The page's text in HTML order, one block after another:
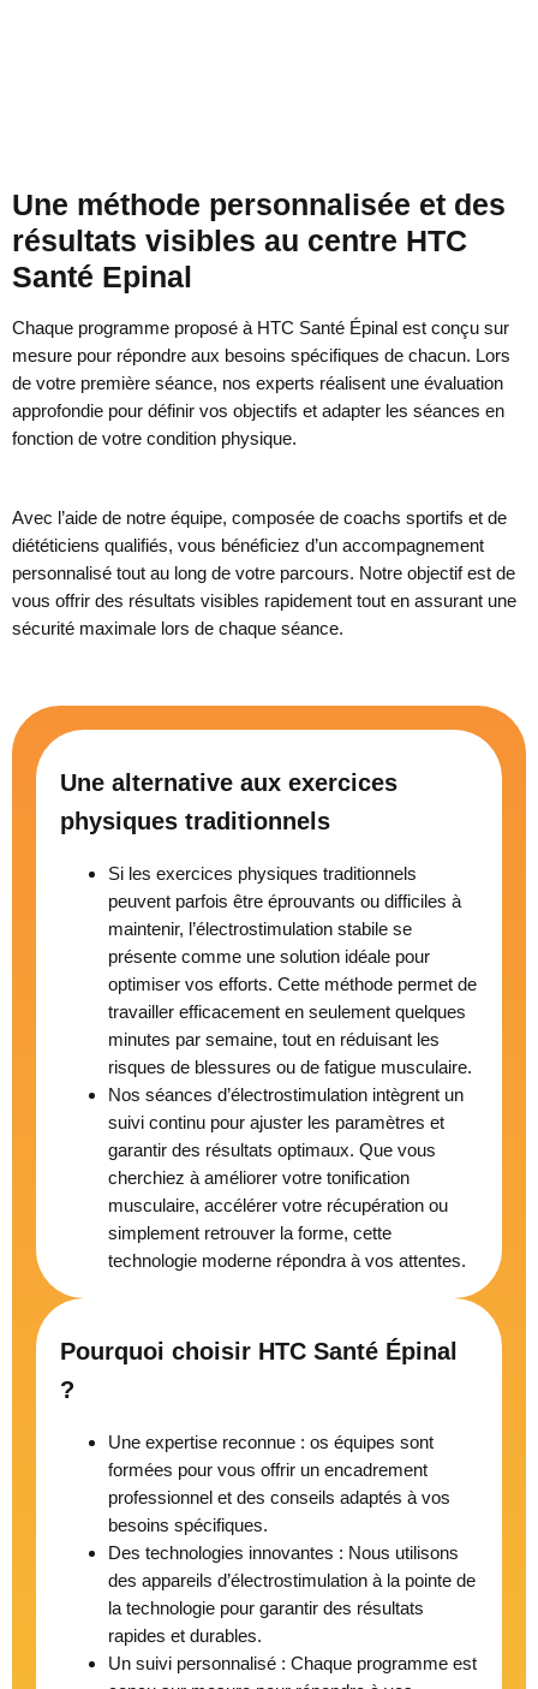
Une méthode personnalisée et des
résultats visibles au centre HTC
Santé Epinal
Chaque programme proposé à HTC Santé Épinal est conçu sur
mesure pour répondre aux besoins spécifiques de chacun. Lors
de votre première séance, nos experts réalisent une évaluation
approfondie pour définir vos objectifs et adapter les séances en
fonction de votre condition physique.
Avec l’aide de notre équipe, composée de coachs sportifs et de
diététiciens qualifiés, vous bénéficiez d’un accompagnement
personnalisé tout au long de votre parcours. Notre objectif est de
vous offrir des résultats visibles rapidement tout en assurant une
sécurité maximale lors de chaque séance.
Une alternative aux exercices
physiques traditionnels
Si les exercices physiques traditionnels
peuvent parfois être éprouvants ou difficiles à
maintenir, l’électrostimulation stabile se
présente comme une solution idéale pour
optimiser vos efforts. Cette méthode permet de
travailler efficacement en seulement quelques
minutes par semaine, tout en réduisant les
risques de blessures ou de fatigue musculaire.
Nos séances d’électrostimulation intègrent un
suivi continu pour ajuster les paramètres et
garantir des résultats optimaux. Que vous
cherchiez à améliorer votre tonification
musculaire, accélérer votre récupération ou
simplement retrouver la forme, cette
technologie moderne répondra à vos attentes.
Pourquoi choisir HTC Santé Épinal
?
Une expertise reconnue : os équipes sont
formées pour vous offrir un encadrement
professionnel et des conseils adaptés à vos
besoins spécifiques.
Des technologies innovantes : Nous utilisons
des appareils d’électrostimulation à la pointe de
la technologie pour garantir des résultats
rapides et durables.
Un suivi personnalisé : Chaque programme est